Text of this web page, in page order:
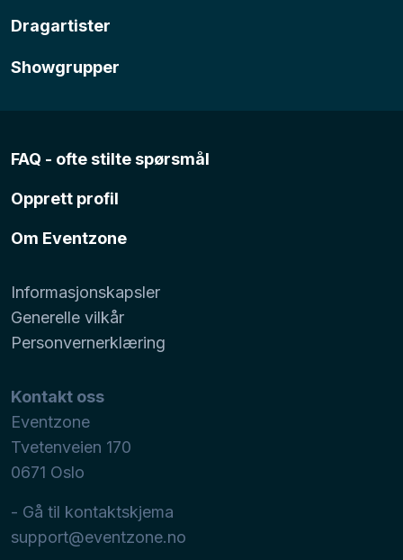
Dragartister
Showgrupper
FAQ - ofte stilte spørsmål
Opprett profil
Om Eventzone
Informasjonskapsler
Generelle vilkår
Personvernerklæring
Kontakt oss
Eventzone
Tvetenveien 170
0671 Oslo
- Gå til kontaktskjema
support@eventzone.no